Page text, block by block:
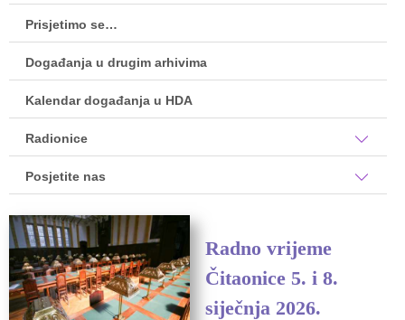
Prisjetimo se…
Događanja u drugim arhivima
Kalendar događanja u HDA
Radionice
Posjetite nas
Radno vrijeme
Čitaonice 5. i 8.
siječnja 2026.